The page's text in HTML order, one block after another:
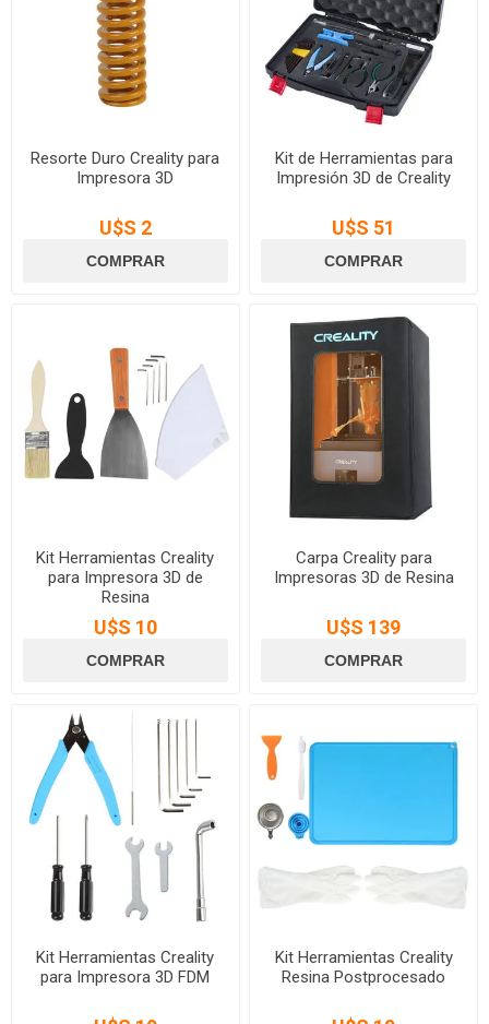
Resorte Duro Creality para
Impresora 3D
U$S 2
Kit de Herramientas para
Impresión 3D de Creality
U$S 51
Kit Herramientas Creality
para Impresora 3D de
Resina
U$S 10
Carpa Creality para
Impresoras 3D de Resina
U$S 139
Kit Herramientas Creality
para Impresora 3D FDM
Kit Herramientas Creality
Resina Postprocesado